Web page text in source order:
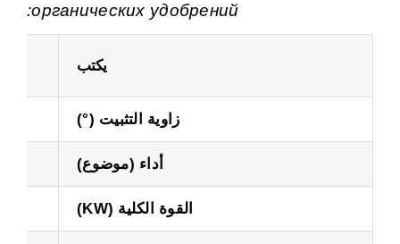
органических удобрений
:
يكتب
زاوية التثبيت (°)
أداء (موضوع)
القوة الكلية (KW)